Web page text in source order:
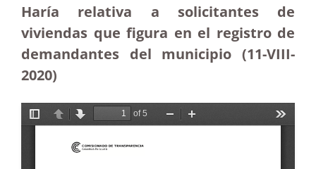
Haría relativa a solicitantes de
viviendas que figura en el registro de
demandantes del municipio (11-VIII-
2020)